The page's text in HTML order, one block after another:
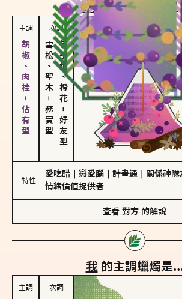
對方的主調蠟燭是
主調
胡椒、肉桂－佔有型
次調
雪松、聖木
－
務實型
佛手柑、橙花
－
好友型
特性
愛吃醋 戀愛腦 計畫通 關係神隊
情緒價值提供者
查看 對方 的解說
我 的主調蠟燭是
主調 次調